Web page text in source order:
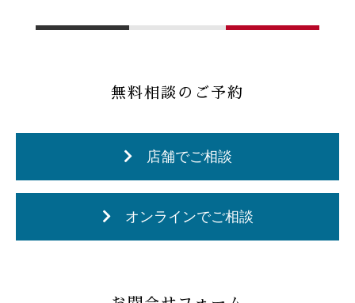
無料相談のご予約
店舗でご相談
オンラインでご相談